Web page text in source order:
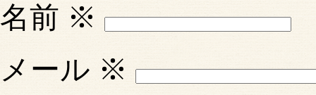
名前 ※
メール ※